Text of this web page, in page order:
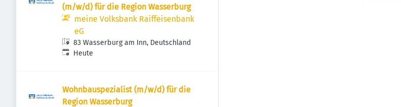
(m/w/d) für die Region Wasserburg
meine Volksbank Raiffeisenbank
eG
83 Wasserburg am Inn, Deutschland
Veröffentlicht
Heute
Wohnbauspezialist (m/w/d) für die
Region Wasserburg